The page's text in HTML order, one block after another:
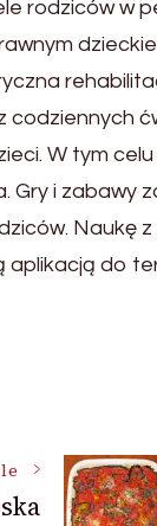
rodziców w
W tym
Gry i zabawy
Naukę z
aplikacją do